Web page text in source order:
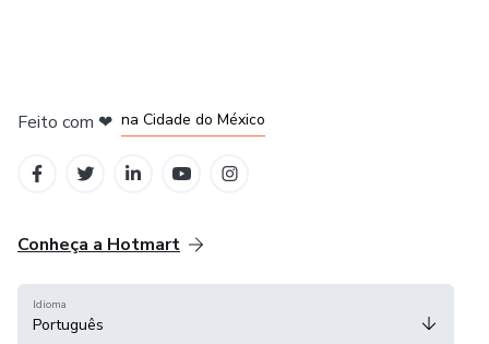
Feito com ❤ na Cidade do México
Conheça a Hotmart
Idioma
Português